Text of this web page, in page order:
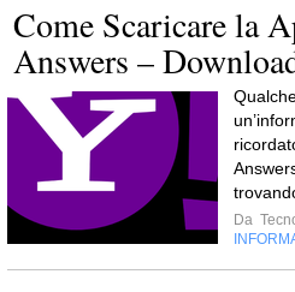
Come Scaricare la
Answers –
Da